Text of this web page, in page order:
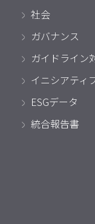
社会
ガバナンス
ガイドライン
イニシアティ
ESGデータ
統合報告書